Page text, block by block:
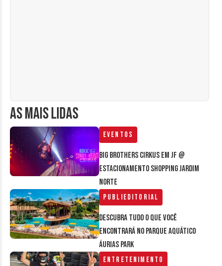
AS MAIS LIDAS
Eventos
Big Brothers Cirkus em JF @
estacionamento Shopping Jardim
Norte
Publieditorial
Descubra tudo o que você
encontrará no parque aquático
Áurias Park
Entretenimento